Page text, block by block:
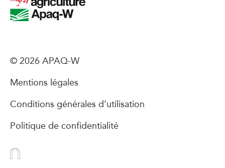
© 2026 APAQ-W
Mentions légales
Conditions générales d’utilisation
Politique de confidentialité